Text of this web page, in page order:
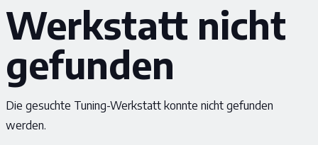
Werkstatt nicht
gefunden
Die gesuchte Tuning-Werkstatt konnte nicht gefunden
werden.